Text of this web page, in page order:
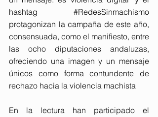
hashtag #RedesSinmachismo
protagonizan la campaña de este año,
consensuada, como el manifiesto, entre
las ocho diputaciones andaluzas,
ofreciendo una imagen y un mensaje
únicos como forma contundente de
rechazo hacia la violencia machista
En la lectura han participado el